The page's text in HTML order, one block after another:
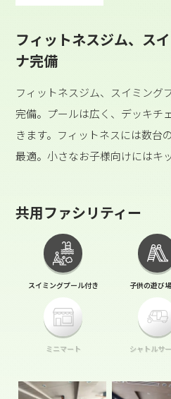
フィットネスジム、ス
ナ完備
フィットネスジム、スイミング
完備。プールは広く、デッキチ
きます。フィットネスには数台
最適。小さなお子様向けにはキ
共用ファシリティー
スイミングプール付き 子供の遊び
ミニマート シャトルサ